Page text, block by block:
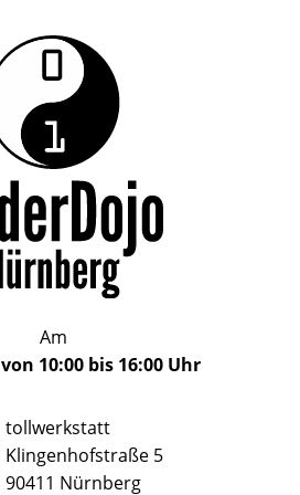
Das
CoderDojo
Nürnberg
ein
Club
für
Kinder
und
Jugendliche
Alter
bis
17
Am
von 10:00bis 16:00Uhr
tollwerkstatt
Klingenhofstraße 5
90411 Nürnberg